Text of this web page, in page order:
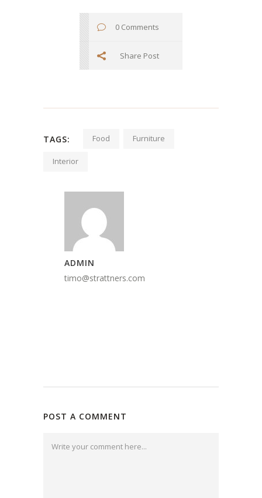
0 Comments
Share Post
TAGS: Food Furniture
Interior
ADMIN
timo@strattners.com
POST A COMMENT